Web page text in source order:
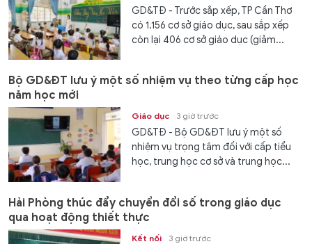
GD&TĐ - Trước sắp xếp, TP Cần Thơ
có 1.156 cơ sở giáo dục, sau sắp xếp
còn lại 406 cơ sở giáo dục (giảm...
Bộ GD&ĐT lưu ý một số nhiệm vụ theo từng cấp học
năm học mới
Giáo dục 3 giờ trước
GD&TĐ - Bộ GD&ĐT lưu ý một số
nhiệm vụ trọng tâm đối với cấp tiểu
học, trung học cơ sở và trung học...
Hải Phòng thúc đẩy chuyển đổi số trong giáo dục
qua hoạt động thiết thực
Kết nối 3 giờ trước